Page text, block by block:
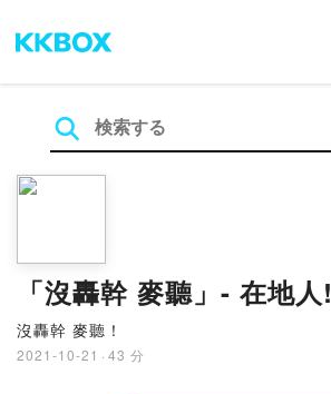
「沒轟幹 麥聽」- 在地人!
沒轟幹 麥聽！
2021-10-21 · 43 分